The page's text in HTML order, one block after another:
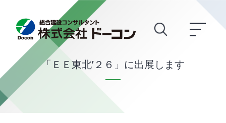
「ＥＥ東北’２６」に出展します